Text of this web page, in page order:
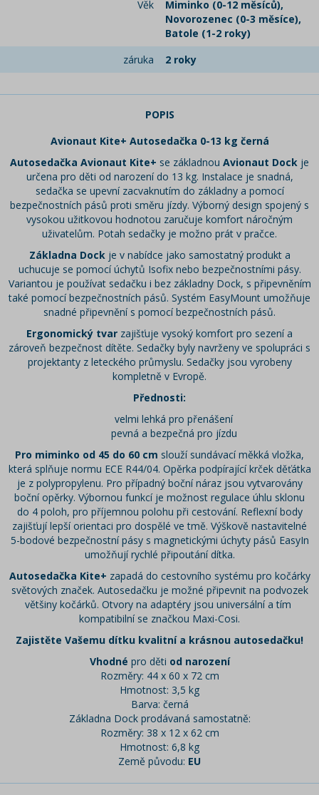
Věk
Miminko (0-12 měsíců),
Novorozenec (0-3 měsíce),
Batole (1-2 roky)
záruka
2 roky
POPIS
Avionaut Kite+ Autosedačka 0-13 kg černá
Autosedačka Avionaut Kite+ se základnou Avionaut Dock je
určena pro děti od narození do 13 kg. Instalace je snadná,
sedačka se upevní zacvaknutím do základny a pomocí
bezpečnostních pásů proti směru jízdy. Výborný design spojený s
vysokou užitkovou hodnotou zaručuje komfort náročným
uživatelům. Potah sedačky je možno prát v pračce.
Základna Dockje v nabídce jako samostatný produkt a
uchucuje se pomocí úchytů Isofix nebo bezpečnostními pásy.
Variantou je používat sedačku i bez základny Dock, s připevněním
také pomocí bezpečnostních pásů. Systém EasyMount umožňuje
snadné připevnění s pomocí bezpečnostních pásů.
Ergonomický tvar zajišťuje vysoký komfort pro sezení a
zároveň bezpečnost dítěte. Sedačky byly navrženy ve spolupráci s
projektanty z leteckého průmyslu. Sedačky jsou vyrobeny
kompletně v Evropě.
Přednosti:
velmi lehká pro přenášení
pevná a bezpečná pro jízdu
Pro miminko od 45 do 60 cm slouží sundávací měkká vložka,
která splňuje normu ECE R44/04. Opěrka podpírající krček děťátka
je z polypropylenu. Pro případný boční náraz jsou vytvarovány
boční opěrky. Výbornou funkcí je možnost regulace úhlu sklonu
do 4 poloh, pro příjemnou polohu při cestování. Reflexní body
zajišťují lepší orientaci pro dospělé ve tmě. Výškově nastavitelné
5-bodové bezpečnostní pásy s magnetickými úchyty pásů EasyIn
umožňují rychlé připoutání dítka.
Autosedačka Kite+ zapadá do cestovního systému pro kočárky
světových značek. Autosedačku je možné připevnit na podvozek
většiny kočárků. Otvory na adaptéry jsou universální a tím
kompatibilní se značkou Maxi-Cosi.
Zajistěte Vašemu dítku kvalitní a krásnou autosedačku!
Vhodné pro děti od narození
Rozměry: 44 x 60 x 72 cm
Hmotnost: 3,5 kg
Barva: černá
Základna Dock prodávaná samostatně:
Rozměry: 38 x 12 x 62 cm
Hmotnost: 6,8 kg
Země původu: EU